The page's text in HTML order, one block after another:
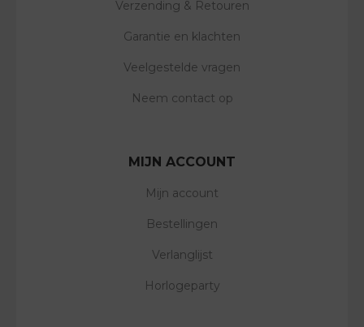
Verzending & Retouren
Garantie en klachten
Veelgestelde vragen
Neem contact op
MIJN ACCOUNT
Mijn account
Bestellingen
Verlanglijst
Horlogeparty